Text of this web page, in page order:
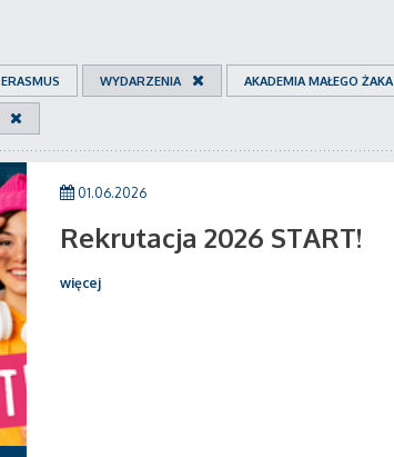
ERASMUS WYDARZENIA AKADEMIA MAŁEGO ŻAKA
01.06.2026
Rekrutacja 2026 START!
więcej